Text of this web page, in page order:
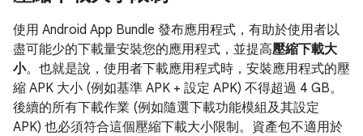
使用 Android App Bundle 發布應用程式，有助於使用者以
盡可能少的下載量安裝您的應用程式，並提高壓縮下載大
小。也就是說，使用者下載應用程式時，安裝應用程式的壓
縮 APK 大小 (例如基準 APK + 設定 APK) 不得超過 4 GB。
後續的所有下載作業 (例如隨選下載功能模組及其設定
APK) 也必須符合這個壓縮下載大小限制。資產包不適用於